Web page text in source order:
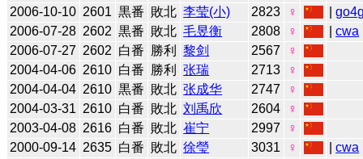
2006-10-10 2601 黒番 敗北 李莹(小) 2823 ♀ |
2006-07-28 2602 黒番 敗北 毛昱衡 2808 ♀ |cwa
2006-07-27 2602 白番 勝利 黎剑 2567
♀
2004-04-06 2610 白番 勝利 张瑞 2713
♀
2004-04-04 2610 黒番 敗北 张成华 2747
♀
2004-03-31 2610 白番 敗北 刘禹欣 2604
♀
2003-04-08 2616 白番 敗北 崔宁 2997
♀
2000-09-14 2635 白番 敗北 徐瑩 3031 ♀ |cwa